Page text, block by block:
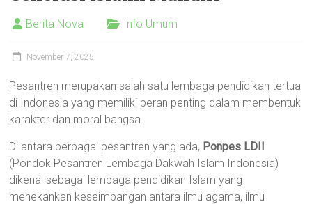
Berita Nova Info Umum
November 7, 2025
Pesantren merupakan salah satu lembaga pendidikan tertua
di Indonesia yang memiliki peran penting dalam membentuk
karakter dan moral bangsa.
Di antara berbagai pesantren yang ada, Ponpes LDII
(Pondok Pesantren Lembaga Dakwah Islam Indonesia)
dikenal sebagai lembaga pendidikan Islam yang
menekankan keseimbangan antara ilmu agama, ilmu